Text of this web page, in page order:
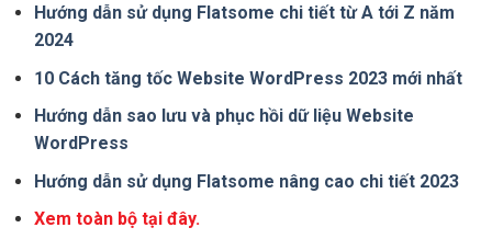
Hướng dẫn sử dụng Flatsome chi tiết từ A tới Z năm
2024
10 Cách tăng tốc Website WordPress 2023 mới nhất
Hướng dẫn sao lưu và phục hồi dữ liệu Website
WordPress
Hướng dẫn sử dụng Flatsome nâng cao chi tiết 2023
Xem toàn bộ tại đây.